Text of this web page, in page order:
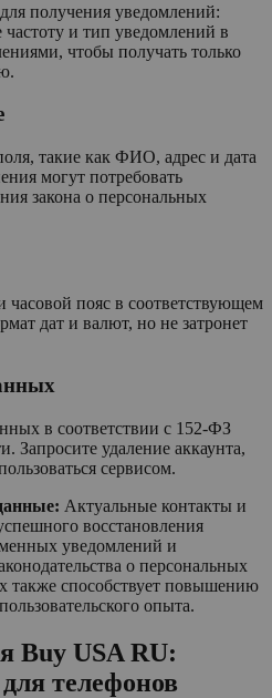
получения уведомлений:
и тип уведомлений в
чтобы получать только
такие как ФИО, адрес и дата
могут потребовать
закона о персональных
часовой пояс в соответствующем
дат и валют, но не затронет
в соответствии с 152-ФЗ
Запросите удаление аккаунта,
сервисом.
Актуальные контакты и
восстановления
уведомлений и
о персональных
также способствует повышению
опыта.
Buy USA RU:
телефонов